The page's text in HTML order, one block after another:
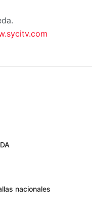
nacionales